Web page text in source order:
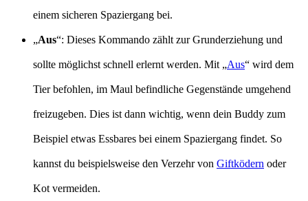
einem sicheren Spaziergang bei.
„Aus“: Dieses Kommando zählt zur Grunderziehung und
sollte möglichst schnell erlernt werden. Mit „Aus“ wird dem
Tier befohlen, im Maul befindliche Gegenstände umgehend
freizugeben. Dies ist dann wichtig, wenn dein Buddy zum
Beispiel etwas Essbares bei einem Spaziergang findet. So
kannst du beispielsweise den Verzehr von Giftködern oder
Kot vermeiden.